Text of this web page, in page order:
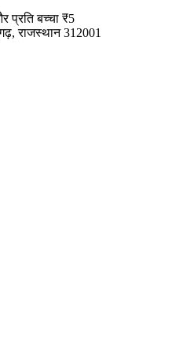
प्रति बच्चा ₹5
राजस्थान 312001